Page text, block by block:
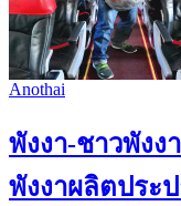
Anothai
พังงา-ชาวพังง
พังงาผลิตประ